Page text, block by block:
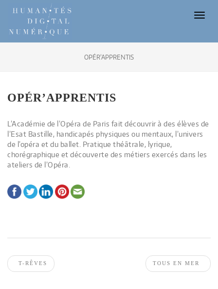
OPÉR’APPRENTIS
OPÉR’APPRENTIS
L’Académie de l’Opéra de Paris fait découvrir à des élèves de
l’Esat Bastille, handicapés physiques ou mentaux, l’univers
de l’opéra et du ballet. Pratique théâtrale, lyrique,
chorégraphique et découverte des métiers exercés dans les
ateliers de l’Opéra.
T-RÊVES TOUS EN MER